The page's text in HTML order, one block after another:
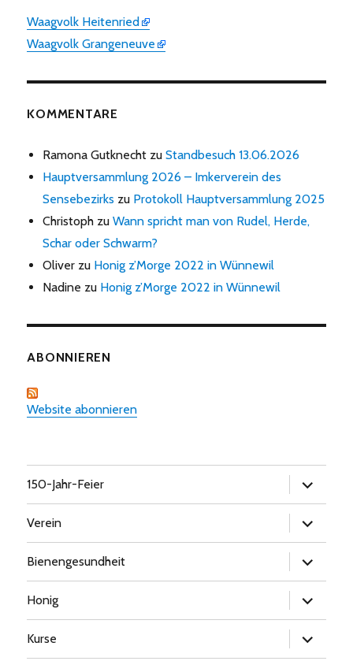
Waagvolk Heitenried
Waagvolk Grangeneuve
KOMMENTARE
Ramona Gutknecht zuStandbesuch 13.06.2026
Hauptversammlung 2026 – Imkerverein des
Sensebezirks zu Protokoll Hauptversammlung 2025
Christoph zuWann spricht man von Rudel, Herde,
Schar oder Schwarm?
Oliver zu Honig z’Morge 2022 in Wünnewil
Nadine zu Honig z’Morge 2022 in Wünnewil
ABONNIEREN
Website abonnieren
150-Jahr-Feier
öffnen
Verein
öffnen
Bienengesundheit
öffnen
Honig
öffnen
Kurse
öffnen